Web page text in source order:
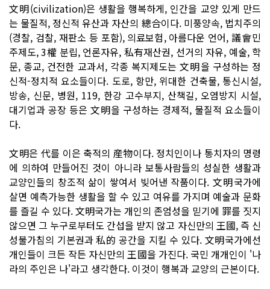
文明(civilization)은 생활을 행복하게, 인간을 교양 있게 만드
는 물질적, 정신적 유산과 자산의 總合이다. 미풍양속, 법치주의
(경찰, 검찰, 재판소 등 포함), 의료보험, 아름다운 언어, 議會민
주제도, 3權 분립, 언론자유, 私有재산권, 선거의 자유, 예술, 학
문, 종교, 건전한 교과서, 각종 복지제도는 文明을 구성하는 정
신적-정치적 요소들이다. 도로, 항만, 위대한 건축물, 통신시설,
방송, 신문, 병원, 119, 한강 고수부지, 산책길, 오염방지 시설,
대기업과 공장 등은 文明을 구성하는 경제적, 물질적 요소들이
다.
文明은 代를 이은 축적의 産物이다. 정치인이나 통치자의 명령
에 의하여 만들어진 것이 아니라 보통사람들의 성실한 생활과
교양인들의 창조적 삶이 쌓여서 빚어낸 작품이다. 文明국가에
살면 예측가능한 생활을 할 수 있고 여유를 가지며 예술과 문화
를 즐길 수 있다. 文明국가는 개인의 존엄성을 믿기에 罪를 짓지
않으면 그 누구로부터도 간섭을 받지 않고 자신만의 王國, 즉 신
성불가침의 기본권과 私的 공간을 지킬 수 있다. 文明국가에선
개인들이 크든 작든 자신만의 王國을 가진다. 국민 개개인이 '나
라의 주인은 나'라고 생각한다. 이것이 행복과 교양의 근본이다.